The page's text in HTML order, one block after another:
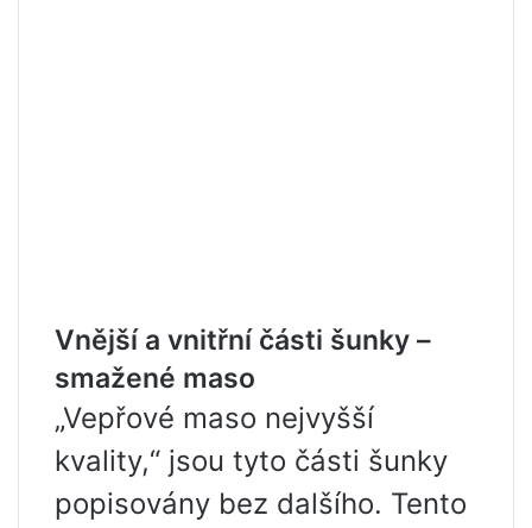
Vnější a vnitřní části šunky –
smažené maso
„Vepřové maso nejvyšší
kvality,“ jsou tyto části šunky
popisovány bez dalšího. Tento